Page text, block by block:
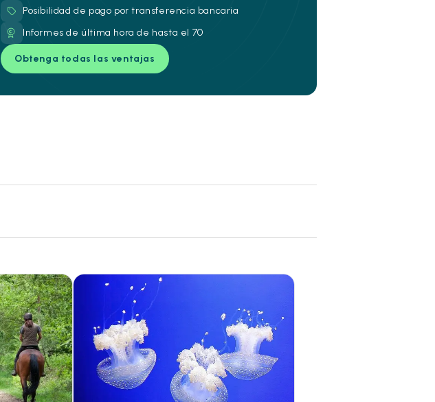
Posibilidad de pago por transferencia bancaria
Informes de última hora de hasta el 70
Obtenga todas las ventajas